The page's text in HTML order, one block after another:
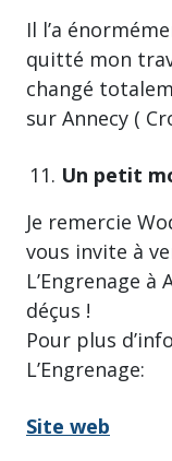
Il l’a
quitté mon
changé
sur Annecy (
Un petit
Je remercie
vous invite à
L’Engrenage à
déçus !
Pour plus
L’Engrenage:
Site web